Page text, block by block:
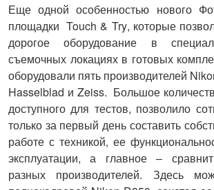
Еще одной особенностью нового
площадки Touch & Try, которые
дорогое оборудование в
съемочных локациях в готовых
оборудовали пять производителей
Hasselblad и Zeiss. Большое
доступного для тестов, позволило
только за первый день составить
работе с техникой, ее
эксплуатации, а главное –
разных производителей. Здесь